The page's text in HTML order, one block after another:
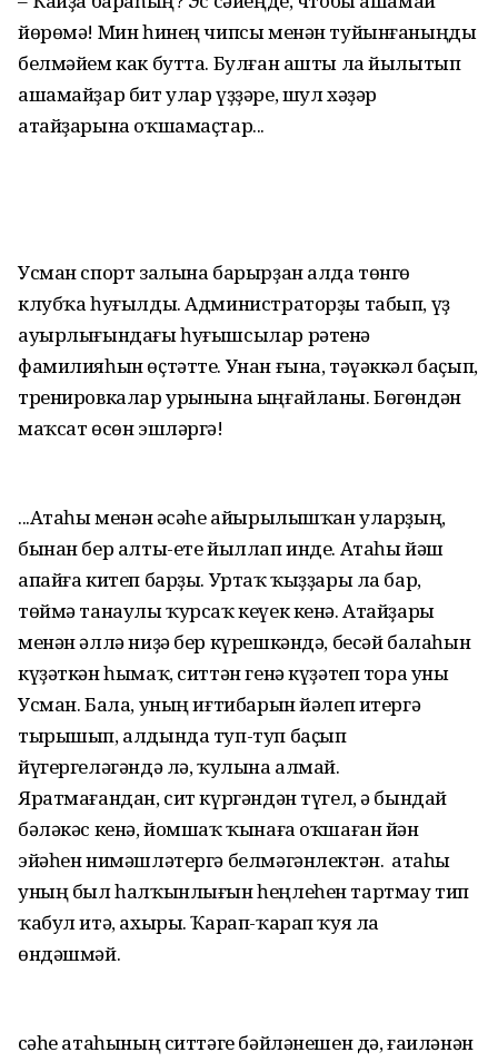
йөрөмә! Мин һинең чипсы менән туйынғаныңды
белмәйем как бутта. Булған ашты ла йылытып
ашамайҙар бит улар үҙҙәре, шул хәҙәр
атайҙарына оҡшамаҫтар...
Усман спорт залына барырҙан алда төнгө
клубҡа һуғылды. Администраторҙы табып, үҙ
ауырлығындағы һуғышсылар рәтенә
фамилияһын өҫтәтте. Унан ғына, тәүәккәл баҫып,
тренировкалар урынына ыңғайланы. Бөгөндән
маҡсат өсөн эшләргә!
...Атаһы менән әсәһе айырылышҡан уларҙың,
бынан бер алты-ете йыллап инде. Атаһы йәш
апайға китеп барҙы. Уртаҡ ҡыҙҙары ла бар,
төймә танаулы ҡурсаҡ кеүек кенә. Атайҙары
менән әллә ниҙә бер күрешкәндә, бесәй балаһын
күҙәткән һымаҡ, ситтән генә күҙәтеп тора уны
Усман. Бала, уның иғтибарын йәлеп итергә
тырышып, алдында туп-туп баҫып
йүгергеләгәндә лә, ҡулына алмай.
Яратмағандан, сит күргәндән түгел, ә бындай
бәләкәс кенә, йомшаҡ ҡынаға оҡшаған йән
эйәһен нимәшләтергә белмәгәнлектән. Ә атаһы
уның был һалҡынлығын һеңлеһен тартмау тип
ҡабул итә, ахыры. Ҡарап-ҡарап ҡуя ла
өндәшмәй.
Әсәһе атаһының ситтәге бәйләнешен дә, ғаиләнән